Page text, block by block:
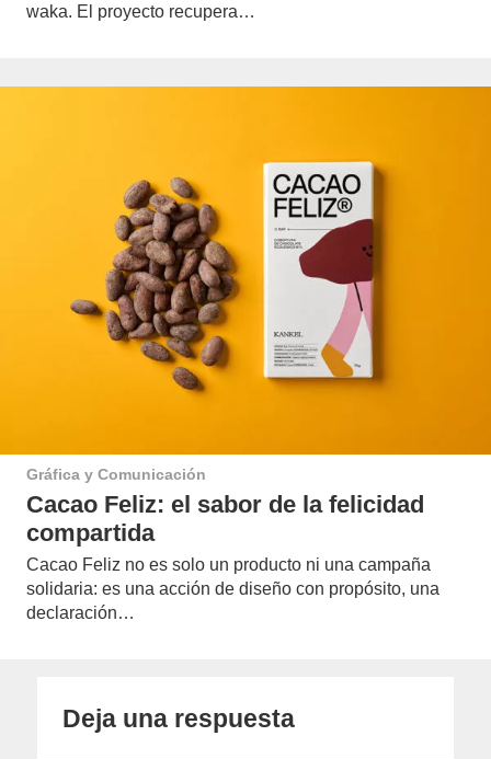
waka. El proyecto recupera…
Gráfica y Comunicación
Cacao Feliz: el sabor de la felicidad
compartida
Cacao Feliz no es solo un producto ni una campaña
solidaria: es una acción de diseño con propósito, una
declaración…
Deja una respuesta